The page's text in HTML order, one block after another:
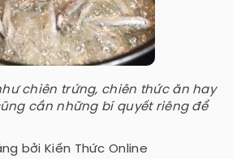
chiên trứng, chiên thức ăn hay
cần những bí quyết riêng để
bởi Kiến Thức Online